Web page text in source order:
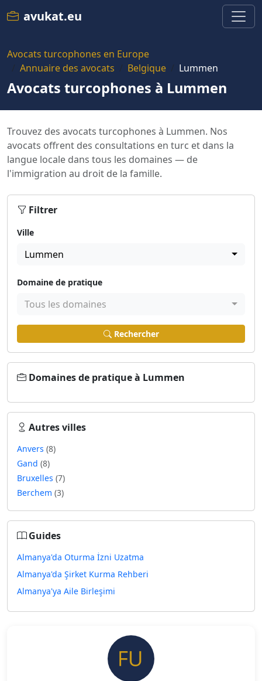
avukat.eu
Avocats turcophones en Europe
Annuaire des avocats
Belgique Lummen
Avocats turcophones à Lummen
Trouvez des avocats turcophones à Lummen. Nos
avocats offrent des consultations en turc et dans la
langue locale dans tous les domaines — de
l'immigration au droit de la famille.
Filtrer
Ville
Lummen
Domaine de pratique
Tous les domaines
Rechercher
Domaines de pratique à Lummen
Autres villes
Anvers (8)
Gand (8)
Bruxelles (7)
Berchem (3)
Guides
Almanya'da Oturma İzni Uzatma
Almanya'da Şirket Kurma Rehberi
Almanya'ya Aile Birleşimi